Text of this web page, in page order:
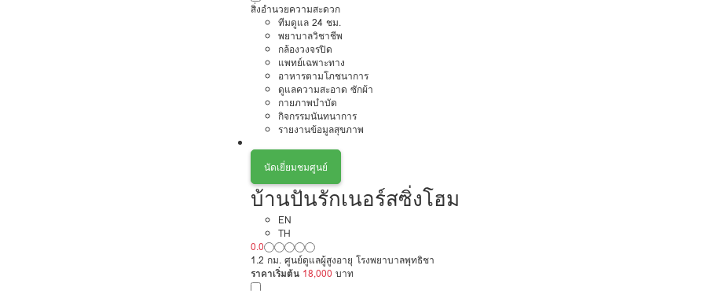
สิ่งอำนวยความสะดวก
ทีมดูแล 24 ชม.
พยาบาลวิชาชีพ
กล้องวงจรปิด
แพทย์เฉพาะทาง
อาหารตามโภชนาการ
ดูแลความสะอาด ซักผ้า
กายภาพบำบัด
กิจกรรมนันทนาการ
รายงานข้อมูลสุขภาพ
นัดเยี่ยมชมศูนย์
บ้านปันรักเนอร์สซิ่งโฮม
EN
TH
0.0
1.2 กม. ศูนย์ดูแลผู้สูงอายุ โรงพยาบาลพุทธิชา
ราคาเริ่มต้น 18,000 บาท